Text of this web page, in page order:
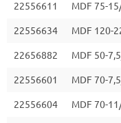
22556611 MDF 75-
22556634 MDF 120-
22656882 MDF 50-
22556601 MDF 70-
22556604 MDF 70-